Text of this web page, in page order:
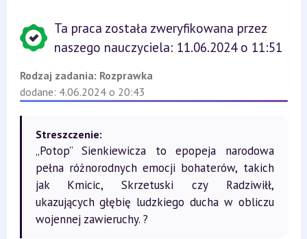
Ta praca została zweryfikowana przez
naszego nauczyciela: 11.06.2024 o 11:51
Rodzaj zadania: Rozprawka
dodane: 4.06.2024 o 20:43
Streszczenie:
„Potop” Sienkiewicza to epopeja narodowa
pełna różnorodnych emocji bohaterów, takich
jak Kmicic, Skrzetuski czy Radziwiłł,
ukazujących głębię ludzkiego ducha w obliczu
wojennej zawieruchy. ?